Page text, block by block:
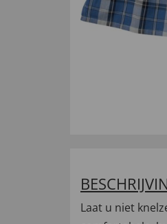
Laat u niet